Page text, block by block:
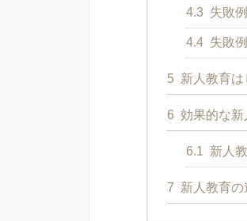
4.3 失敗
4.4 失敗
5 新人教育
6 効果的な
6.1 新人
7 新人教育